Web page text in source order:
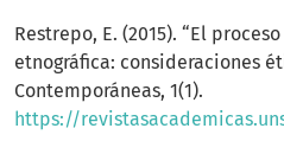
Restrepo, E. (2015). “El
etnográfica: consideraciones
Contemporáneas, 1(1).
https://revistasacademicas.unsam.edu.ar/